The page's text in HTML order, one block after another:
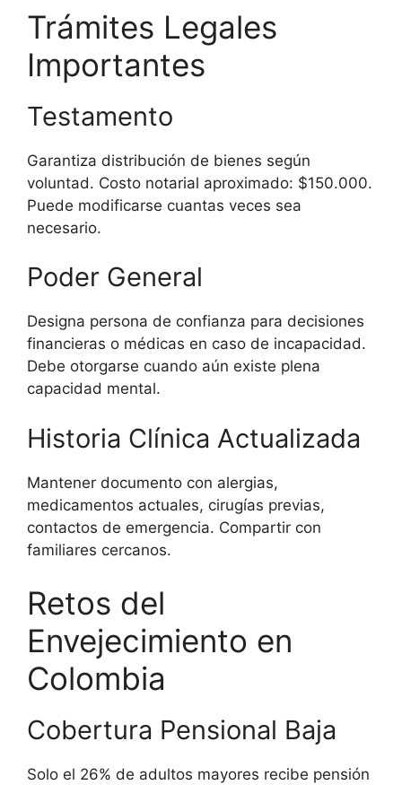
Trámites Legales
Importantes
Testamento
Garantiza distribución de bienes según
voluntad. Costo notarial aproximado: $150.000.
Puede modificarse cuantas veces sea
necesario.
Poder General
Designa persona de confianza para decisiones
financieras o médicas en caso de incapacidad.
Debe otorgarse cuando aún existe plena
capacidad mental.
Historia Clínica Actualizada
Mantener documento con alergias,
medicamentos actuales, cirugías previas,
contactos de emergencia. Compartir con
familiares cercanos.
Retos del
Envejecimiento en
Colombia
Cobertura Pensional Baja
Solo el 26% de adultos mayores recibe pensión